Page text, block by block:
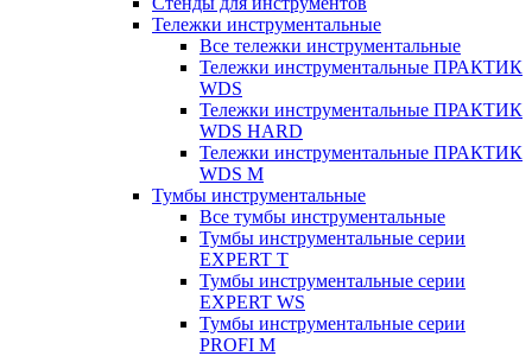
Тележки инструментальные
Все тележки инструментальные
Тележки инструментальные ПРАКТИК
WDS
Тележки инструментальные ПРАКТИК
WDS HARD
Тележки инструментальные ПРАКТИК
WDS M
Тумбы инструментальные
Все тумбы инструментальные
Тумбы инструментальные серии
EXPERT T
Тумбы инструментальные серии
EXPERT WS
Тумбы инструментальные серии
PROFI M